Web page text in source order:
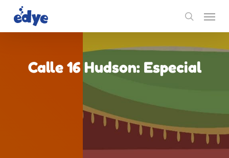
main
search
Menu
Calle 16 Hudson: Especial